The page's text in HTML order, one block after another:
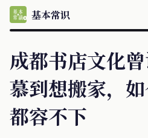
基本常识
成都书店文化
慕到想搬家，
都容不下